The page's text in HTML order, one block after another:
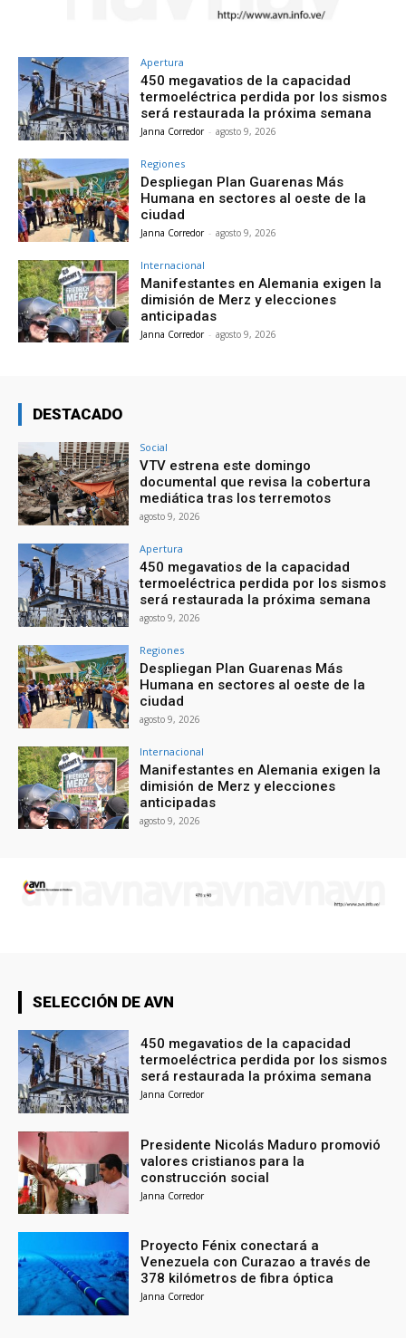
Apertura
450 megavatios de la capacidad
termoeléctrica perdida por los sismos
será restaurada la próxima semana
Janna Corredor - agosto 9, 2026
Regiones
Despliegan Plan Guarenas Más
Humana en sectores al oeste de la
ciudad
Janna Corredor - agosto 9, 2026
Internacional
Manifestantes en Alemania exigen la
dimisión de Merz y elecciones
anticipadas
Janna Corredor - agosto 9, 2026
DESTACADO
Social
VTV estrena este domingo
documental que revisa la cobertura
mediática tras los terremotos
agosto 9, 2026
Apertura
450 megavatios de la capacidad
termoeléctrica perdida por los sismos
será restaurada la próxima semana
agosto 9, 2026
Regiones
Despliegan Plan Guarenas Más
Humana en sectores al oeste de la
ciudad
agosto 9, 2026
Internacional
Manifestantes en Alemania exigen la
dimisión de Merz y elecciones
anticipadas
agosto 9, 2026
SELECCIÓN DE AVN
450 megavatios de la capacidad
termoeléctrica perdida por los sismos
será restaurada la próxima semana
Janna Corredor
Presidente Nicolás Maduro promovió
valores cristianos para la
construcción social
Janna Corredor
Proyecto Fénix conectará a
Venezuela con Curazao a través de
378 kilómetros de fibra óptica
Janna Corredor